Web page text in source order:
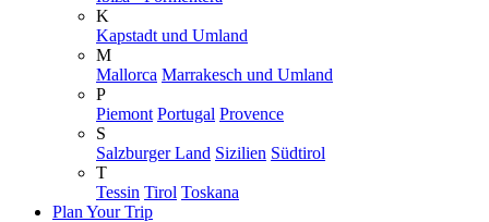
K
Kapstadt und Umland
M
Mallorca Marrakesch und Umland
P
Piemont Portugal Provence
S
Salzburger Land Sizilien Südtirol
T
Tessin Tirol Toskana
Plan Your Trip